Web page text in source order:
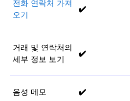
전화 연락처 가져
오기
✔️
거래 및 연락처의
세부 정보 보기
✔️
음성 메모 ✔️